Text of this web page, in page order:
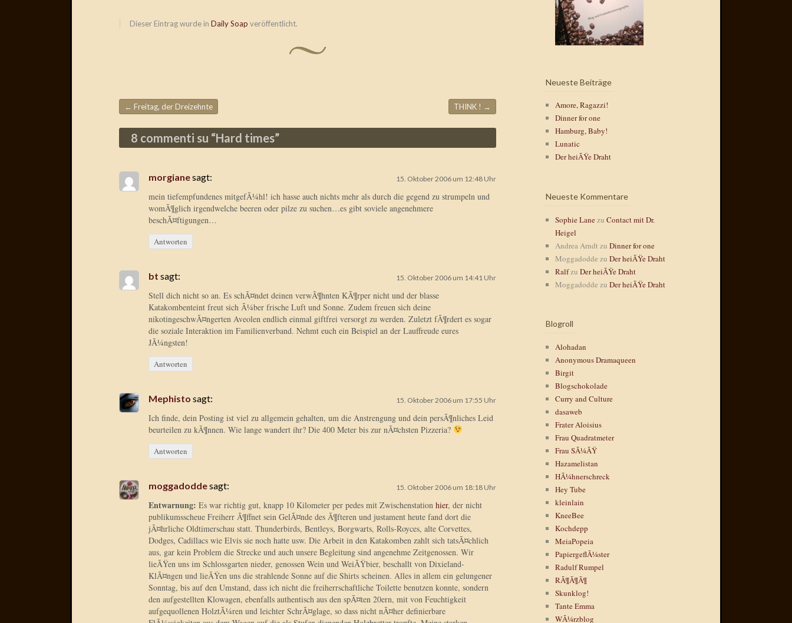
Dieser Eintrag wurde in Daily Soap veröffentlicht.
Beitragsnavigation
← Freitag, der Dreizehnte THINK ! →
8 commenti su “Hard times”
morgianesagt: 15. Oktober 2006 um 12:48 Uhr
mein tiefempfundenes mitgefÃ¼hl! ich hasse auch nichts mehr als durch die gegend zu strumpeln und
womÃ¶glich irgendwelche beeren oder pilze zu suchen…es gibt soviele angenehmere
beschÃ¤ftigungen…
Antworten
bt sagt: 15. Oktober 2006 um 14:41 Uhr
Stell dich nicht so an. Es schÃ¤ndet deinen verwÃ¶hnten KÃ¶rper nicht und der blasse
Katakombenteint freut sich Ã¼ber frische Luft und Sonne. Zudem freuen sich deine
nikotingeschwÃ¤ngerten Aveolen endlich einmal giftfrei versorgt zu werden. Zuletzt fÃ¶rdert es sogar
die soziale Interaktion im Familienverband. Nehmt euch ein Beispiel an der Lauffreude eures
JÃ¼ngsten!
Antworten
Mephisto sagt: 15. Oktober 2006 um 17:55 Uhr
Ich finde, dein Posting ist viel zu allgemein gehalten, um die Anstrengung und dein persÃ¶nliches Leid
beurteilen zu kÃ¶nnen. Wie lange wandert ihr? Die 400 Meter bis zur nÃ¤chsten Pizzeria?
Antworten
moggadoddesagt: 15. Oktober 2006 um 18:18 Uhr
Entwarnung: Es war richtig gut, knapp 10 Kilometer per pedes mit Zwischenstation hier, der nicht
publikumsscheue Freiherr Ã¶ffnet sein GelÃ¤nde des Ã¶fteren und justament heute fand dort die
jÃ¤hrliche Oldtimerschau statt. Thunderbirds, Bentleys, Borgwarts, Rolls-Royces, alte Corvettes,
Dodges, Cadillacs wie Elvis sie noch hatte usw. Die Arbeit in den Katakomben zahlt sich tatsÃ¤chlich
aus, gar kein Problem die Strecke und auch unsere Begleitung sind angenehme Zeitgenossen. Wir
lieÃŸen uns im Schlossgarten nieder, genossen Wein und WeiÃŸbier, beschallt von Dixieland-
KlÃ¤ngen und lieÃŸen uns die strahlende Sonne auf die Shirts scheinen. Alles in allem ein gelungener
Sonntag, bis auf den Umstand, dass ich nicht die freiherrschaftliche Toilette benutzen konnte, sondern
den aufgestellten Klowagen, ebenfalls authentisch aus den spÃ¤ten 20ern, mit von Feuchtigkeit
aufgequollenen HolztÃ¼ren und leichter SchrÃ¤glage, so dass nicht nÃ¤her definierbare
Neueste Beiträge
Amore, Ragazzi!
Dinner for one
Hamburg, Baby!
Lunatic
Der heiÃŸe Draht
Neueste Kommentare
Sophie Lanezu Contact mit Dr.
Heigel
Andrea Arndt zu Dinner for one
Moggadodde zu Der heiÃŸe Draht
Ralfzu Der heiÃŸe Draht
Moggadodde zu Der heiÃŸe Draht
Blogroll
Alohadan
Anonymous Dramaqueen
Birgit
Blogschokolade
Curry and Culture
dasaweb
Frater Aloisius
Frau Quadratmeter
Frau SÃ¼ÃŸ
Hazamelistan
HÃ¼hnerschreck
Hey Tube
kleinlain
KneeBee
Kochdepp
MeiaPopeia
PapiergeflÃ¼ster
Radulf Rumpel
RÃ¶Ã¶Ã¶
Skunklog!
Tante Emma
WÃ¼rzblog